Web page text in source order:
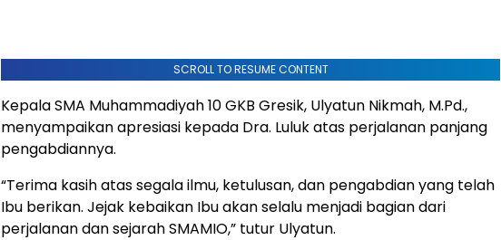
SCROLL TO RESUME CONTENT
Kepala SMA Muhammadiyah 10 GKB Gresik, Ulyatun Nikmah, M.Pd.,
menyampaikan apresiasi kepada Dra. Luluk atas perjalanan panjang
pengabdiannya.
“Terima kasih atas segala ilmu, ketulusan, dan pengabdian yang telah
Ibu berikan. Jejak kebaikan Ibu akan selalu menjadi bagian dari
perjalanan dan sejarah SMAMIO,” tutur Ulyatun.